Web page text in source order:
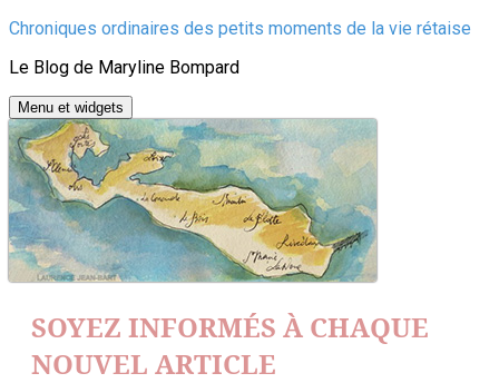
Aller
contenu
Chroniques ordinaires des petits moments de la vie rétaise
Le Blog de Maryline Bompard
Menu et widgets
SOYEZ INFORMÉS À CHAQUE
NOUVEL ARTICLE